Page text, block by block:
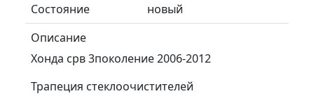
Состояние
новый
Описание
Хонда срв 3поколение 2006-2012
Трапеция стеклоочистителей